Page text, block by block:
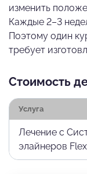
изменить
Каждые 2–3
Поэтому один
требует
Стоимость
Услуга
Лечение с
элайнеров